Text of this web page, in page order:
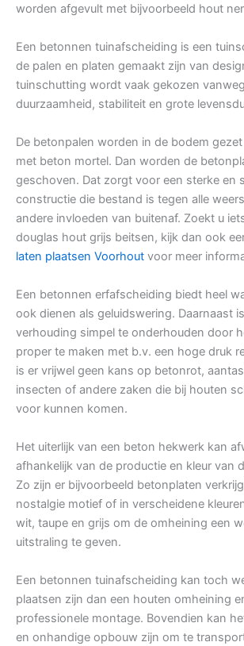
worden afgevult met bijvoorbeeld hout
Een betonnen tuinafscheiding is een
de palen en platen gemaakt zijn van
tuinschutting wordt vaak gekozen
duurzaamheid, stabiliteit en grote
De betonpalen worden in de bodem
met beton mortel. Dan worden de
geschoven. Dat zorgt voor een sterke en
constructie die bestand is tegen alle
andere invloeden van buitenaf. Zoekt u
douglas hout grijs beitsen, kijk dan ook
laten plaatsen Voorhout voor meer
Een betonnen erfafscheiding biedt heel
ook dienen als geluidswering. Daarnaast
verhouding simpel te onderhouden door
proper te maken met b.v. een hoge druk
is er vrijwel geen kans op betonrot,
insecten of andere zaken die bij houten
voor kunnen komen.
Het uiterlijk van een beton hekwerk kan
afhankelijk van de productie en kleur van
Zo zijn er bijvoorbeeld betonplaten
nostalgie motief of in verscheidene
wit, taupe en grijs om de omheining een
uitstraling te geven.
Een betonnen tuinafscheiding kan toch
plaatsen zijn dan een houten omheining
professionele montage. Bovendien kan
en onhandige opbouw zijn om te